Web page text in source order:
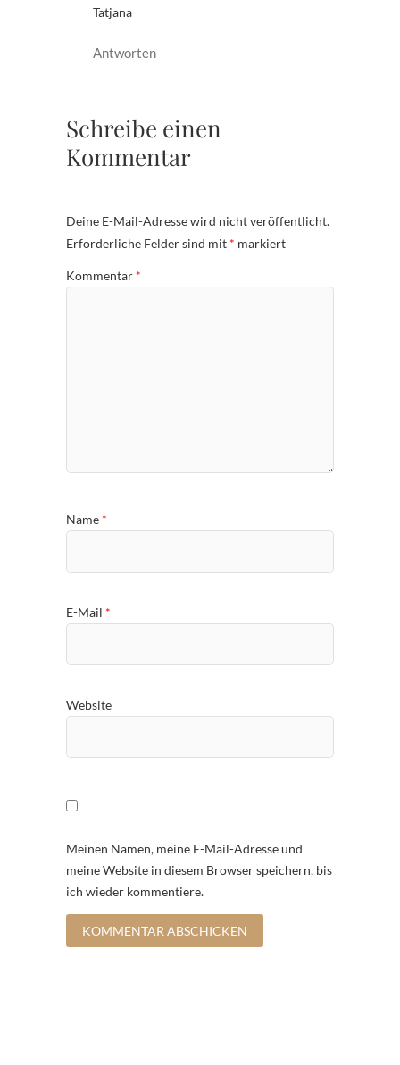
Tatjana
Antworten
Schreibe einen
Kommentar
Deine E-Mail-Adresse wird nicht veröffentlicht.
Erforderliche Felder sind mit * markiert
Kommentar *
Name *
E-Mail *
Website
Meinen Namen, meine E-Mail-Adresse und
meine Website in diesem Browser speichern, bis
ich wieder kommentiere.